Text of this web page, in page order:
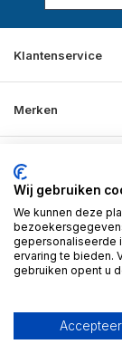
Klantenservice
Merken
Informatie
Contact
© 2026
Wij gebruiken
We kunnen deze
gepersonaliseerde
ervaring te bieden.
gebruiken opent u